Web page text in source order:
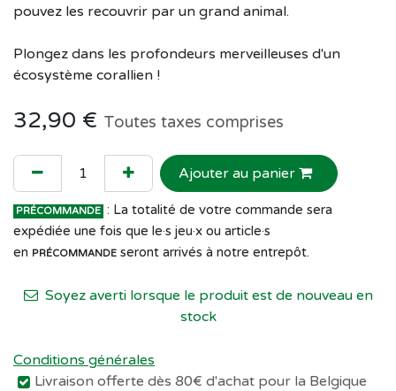
pouvez les recouvrir par un grand animal.
Plongez dans les profondeurs merveilleuses d'un
écosystème corallien !
32,90 € Toutes taxes comprises
Ajouter au panier
PRÉCOMMANDE : La totalité de votre commande sera
expédiée une fois que le·s jeu·x ou article·s
en PRÉCOMMANDE seront arrivés à notre entrepôt.
Soyez averti lorsque le produit est de nouveau en
stock
Conditions générales
Livraison offerte dès 80€ d'achat pour la Belgique